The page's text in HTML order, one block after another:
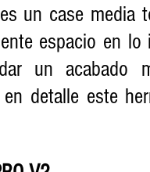
un case media
espacio en
un acabado
detalle este